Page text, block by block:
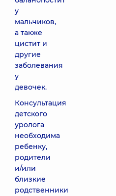
у
мальчиков,
а также
цистит и
другие
заболевания
у
девочек.
Консультация
детского
уролога
необходима
ребенку,
родители
и/или
близкие
родственники